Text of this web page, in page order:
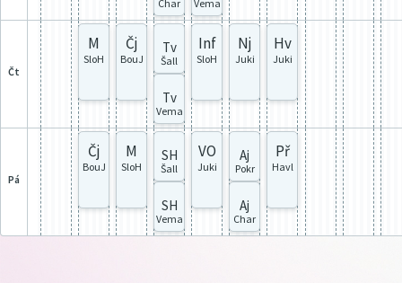
Char Vema
čt
M
SloH
Čj
BouJ
Tv
Šall
Tv
Vema
Inf
SloH
Nj
Juki
Hv
Juki
pá
Čj
BouJ
M
SloH
SH
Šall
SH
Vema
VO
Juki
Aj
Pokr
Aj
Char
Př
Havl